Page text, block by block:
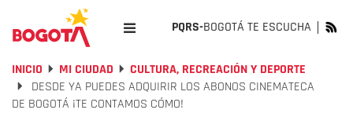
PQRS-BOGOTÁ TE ESCUCHA
INICIO MI CIUDAD
CULTURA, RECREACIÓN Y DEPORTE
DESDE YA PUEDES ADQUIRIR LOS ABONOS CINEMATECA
DE BOGOTÁ ¡TE CONTAMOS CÓMO!